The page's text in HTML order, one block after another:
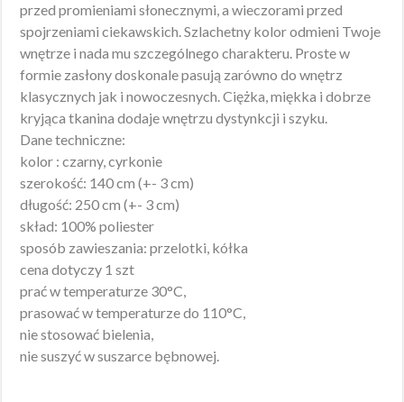
przed promieniami słonecznymi, a wieczorami przed
spojrzeniami ciekawskich. Szlachetny kolor odmieni Twoje
wnętrze i nada mu szczególnego charakteru. Proste w
formie zasłony doskonale pasują zarówno do wnętrz
klasycznych jak i nowoczesnych. Ciężka, miękka i dobrze
kryjąca tkanina dodaje wnętrzu dystynkcji i szyku.
Dane techniczne:
kolor : czarny, cyrkonie
szerokość: 140 cm (+- 3 cm)
długość: 250 cm (+- 3 cm)
skład: 100% poliester
sposób zawieszania: przelotki, kółka
cena dotyczy 1 szt
prać w temperaturze 30°C,
prasować w temperaturze do 110°C,
nie stosować bielenia,
nie suszyć w suszarce bębnowej.